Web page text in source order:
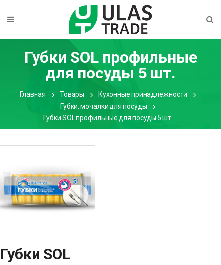
Губки SOL профильные
для посуды 5 шт.
Главная Товары
Кухонные принадлежности
Губки, мочалки для посуды
Губки SOL профильные для посуды 5 шт.
Губки SOL